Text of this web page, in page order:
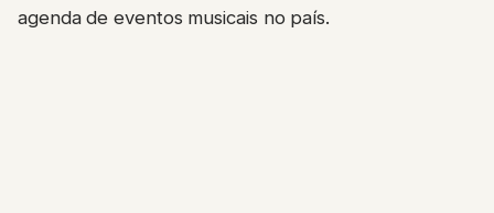
agenda de eventos musicais no país.